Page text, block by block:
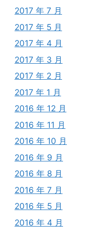
2017 年 7 月
2017 年 5 月
2017 年 4 月
2017 年 3 月
2017 年 2 月
2017 年 1 月
2016 年 12 月
2016 年 11 月
2016 年 10 月
2016 年 9 月
2016 年 8 月
2016 年 7 月
2016 年 5 月
2016 年 4 月